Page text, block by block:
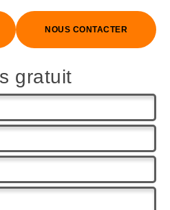
NOUS CONTACTER
gratuit